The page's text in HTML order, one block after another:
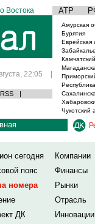
Востока АТР
22:05 |
RSS |
Амурская
Бурятия
Еврейская
Чукотский
сегодня
Компании
пояс
Финансы
номера
Рынки
Отрасль
ДК
Инновации